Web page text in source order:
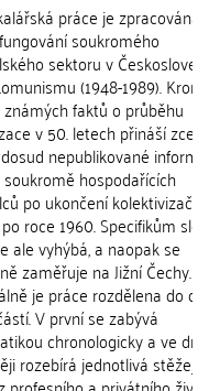
práce je zpracována
soukromého
sektoru v
(1948-1989).
faktů o průběhu
v 50. letech přináší
nepublikované
hospodařících
po ukončení
roce 1960. Specifikům
ale vyhýbá, a naopak se
zaměřuje na Jižní Čechy.
je práce rozdělena do
V první se zabývá
chronologicky a ve
rozebírá jednotlivá stěžejní